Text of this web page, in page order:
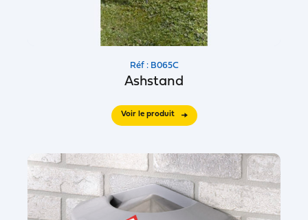
Réf : B065C
Ashstand
Voir le produit